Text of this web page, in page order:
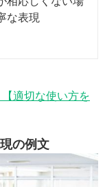
な表現
適切な使い方を
の例文